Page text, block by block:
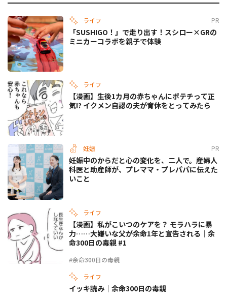
ライフ PR
「SUSHIGO！」で走り出す！スシロー×GRの
ミニカーコラボを親子で体験
ライフ
【漫画】生後1カ月の赤ちゃんにポテチって正
気!? イクメン自認の夫が育休をとってみたら
妊娠 PR
妊娠中のからだと心の変化を、二人で。産婦人
科医と助産師が、プレママ・プレパパに伝えた
いこと
ライフ
#余命300日の毒親
【漫画】私がこいつのケアを？ モラハラに暴
力……大嫌いな父が余命1年と宣告される｜余
命300日の毒親 #1
ライフ
イッキ読み｜余命300日の毒親